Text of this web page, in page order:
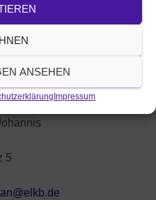
ANSEHEN
Impressum
5